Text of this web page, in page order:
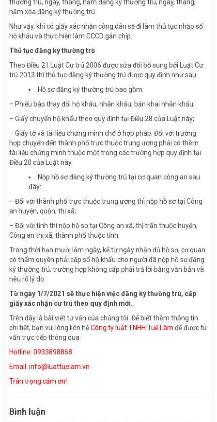
thường trú, ngày, tháng, năm đăng ký thường trú, ngày, tháng,
năm xóa đăng ký thường trú.
Như vậy, khi có giấy xác nhận công dân sẽ đi làm thủ tục nhập sổ
hộ khẩu và thực hiện làm CCCD gắn chíp.
Thủ tục đăng ký thường trú
Theo Điều 21 Luật Cư trú 2006 được sửa đổi bổ sung bởi Luật Cư
trú 2013 thì thủ tục đăng ký thường trú được quy định như sau:
Hồ sơ đăng ký thường trú bao gồm:
– Phiếu báo thay đổi hộ khẩu, nhân khẩu; bản khai nhân khẩu;
– Giấy chuyển hộ khẩu theo quy định tại Điều 28 của Luật này;
– Giấy tờ và tài liệu chứng minh chỗ ở hợp pháp. Đối với trường
hợp chuyển đến thành phố trực thuộc trung ương phải có thêm
tài liệu chứng minh thuộc một trong các trường hợp quy định tại
Điều 20 của Luật này.
Nộp hồ sơ đăng ký thường trú tại cơ quan công an sau
đây:
– Đối với thành phố trực thuộc trung ương thì nộp hồ sơ tại Công
an huyện, quận, thị xã;
– Đối với tỉnh thì nộp hồ sơ tại Công an xã, thị trấn thuộc huyện,
Công an thị xã, thành phố thuộc tỉnh.
Trong thời hạn mười lăm ngày, kể từ ngày nhận đủ hồ sơ, cơ quan
có thẩm quyền phải cấp sổ hộ khẩu cho người đã nộp hồ sơ đăng
ký thường trú; trường hợp không cấp phải trả lời bằng văn bản và
nêu rõ lý do.
Từ ngày 1/7/2021 sẽ thực hiện việc đăng ký thường trú, cấp
giấy xác nhận cư trú theo quy định mới.
Trên đây là bài viết tư vấn của chúng tôi. Để biết thêm thông tin
chi tiết, bạn vui lòng liên hệCông ty luật TNHH Tuệ Lâm để được tư
vấn trực tiếp thông qua:
Hotline: 0933898868
Email: info@luattuelam.vn
Trân trọng cảm ơn!
Bình luận